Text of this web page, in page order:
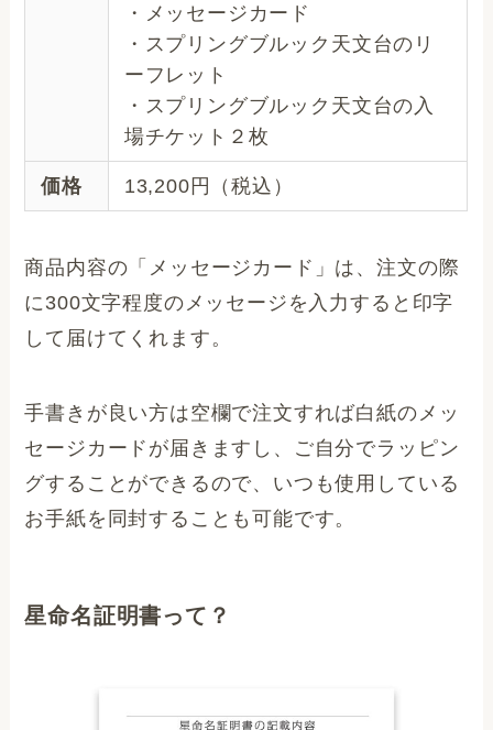
・メッセージカード
・スプリングブルック天文台のリ
ーフレット
・スプリングブルック天文台の入
場チケット２枚
価格 13,200円（税込）
商品内容の「メッセージカード」は、注文の際
に300文字程度のメッセージを入力すると印字
して届けてくれます。
手書きが良い方は空欄で注文すれば白紙のメッ
セージカードが届きますし、ご自分でラッピン
グすることができるので、いつも使用している
お手紙を同封することも可能です。
星命名証明書って？